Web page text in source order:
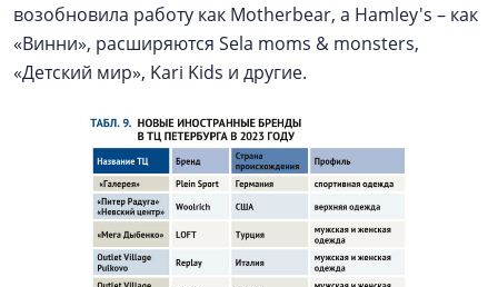
возобновила работу как Motherbear, а Hamley's – как
«Винни», расширяются Sela moms & monsters,
«Детский мир», Kari Kids и другие.